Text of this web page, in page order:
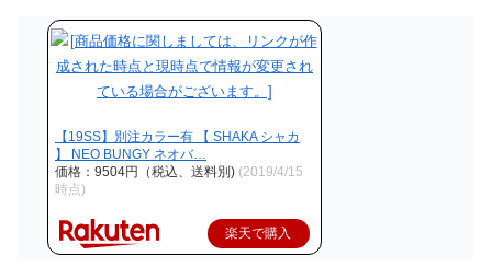
【19SS】別注カラー有 【 SHAKA シャカ
】 NEO BUNGY ネオバ…
価格：9504円（税込、送料別) (2019/4/15
時点)
楽天で購入